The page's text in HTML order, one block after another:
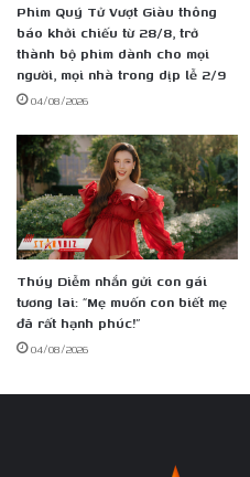
Phim Quý Tử Vượt Giàu thông
báo khởi chiếu từ 28/8, trở
thành bộ phim dành cho mọi
người, mọi nhà trong dịp lễ 2/9
04/08/2026
Thúy Diễm nhắn gửi con gái
tương lai: “Mẹ muốn con biết mẹ
đã rất hạnh phúc!”
04/08/2026